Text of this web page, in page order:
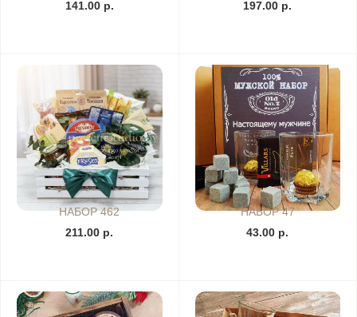
141.00 р.
197.00 р.
НАБОР 462
211.00 р.
НАБОР 47
43.00 р.